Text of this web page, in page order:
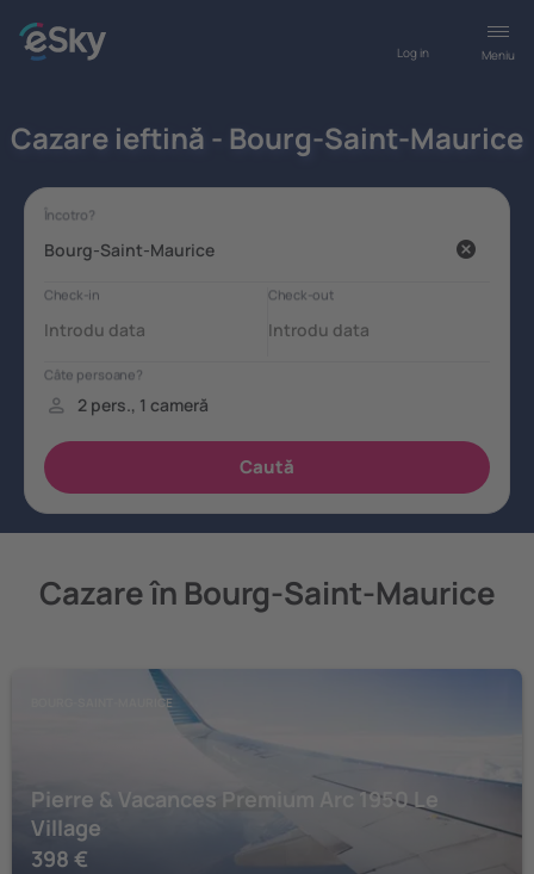
Meniu
Log in
Cazare ieftină - Bourg-Saint-Maurice
Cazare în Bourg-Saint-Maurice
BOURG-SAINT-MAURICE
Pierre & Vacances Premium Arc 1950 Le
Village
398 €